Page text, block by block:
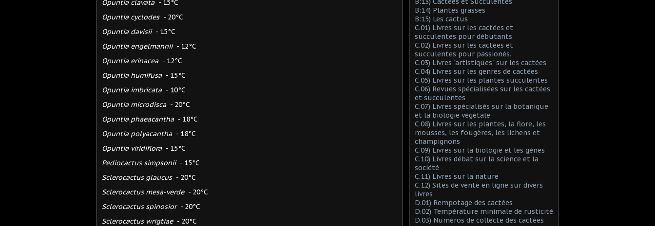
Opuntia clavata - 15°C
Opuntia cyclodes - 20°C
Opuntia davisii - 15°C
Opuntia engelmannii - 12°C
Opuntia erinacea - 12°C
Opuntia humifusa - 15°C
Opuntia imbricata - 10°C
Opuntia microdisca - 20°C
Opuntia phaeacantha - 18°C
Opuntia polyacantha - 18°C
Opuntia viridiflora - 15°C
Pediocactus simpsonii - 15°C
Sclerocactus glaucus - 20°C
Sclerocactus mesa-verde - 20°C
Sclerocactus spinosior - 20°C
Sclerocactus wrigtiae - 20°C
B:14) Plantes grasses
B:15) Les cactus
C.01) Livres sur les cactées et
succulentes pour débutants
C.02) Livres sur les cactées et
succulentes pour passionés.
C.03) Livres "artistiques" sur les cactées
C.04) Livres sur les genres de cactées
C.05) Livres sur les plantes succulentes
C.06) Revues spécialisées sur les cactées
et succulentes
C.07) Livres spécialisés sur la botanique
et la biologie végétale
C.08) Livres sur les plantes, la flore, les
mousses, les fougères, les lichens et
champignons
C.09) Livres sur la biologie et les gènes
C.10) Livres débat sur la science et la
société
C.11) Livres sur la nature
C.12) Sites de vente en ligne sur divers
livres
D.01) Rempotage des cactées
D.02) Température minimale de rusticité
D.03) Numéros de collecte des cactées